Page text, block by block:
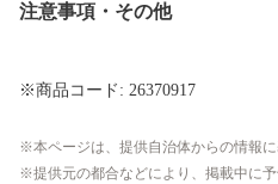
注意事項・その他
※商品コード: 26370917
本ページは、提供自治体からの情報
提供元の都合などにより、掲載中に